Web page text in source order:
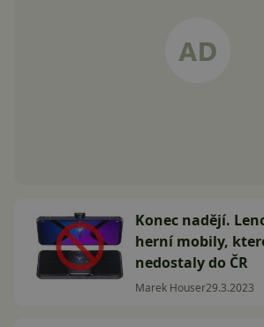
Konec nadějí.
herní mobily,
nedostaly do ČR
Marek Houser29.3.2023